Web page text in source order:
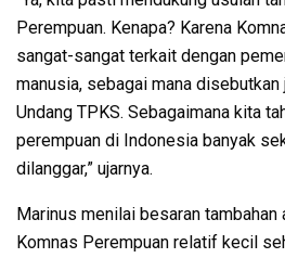
Perempuan. Kenapa? Karena
sangat-sangat terkait dengan
manusia, sebagai mana disebutkan
Undang TPKS. Sebagaimana kita
perempuan di Indonesia banyak
dilanggar,” ujarnya.
Marinus menilai besaran tambahan
Komnas Perempuan relatif kecil